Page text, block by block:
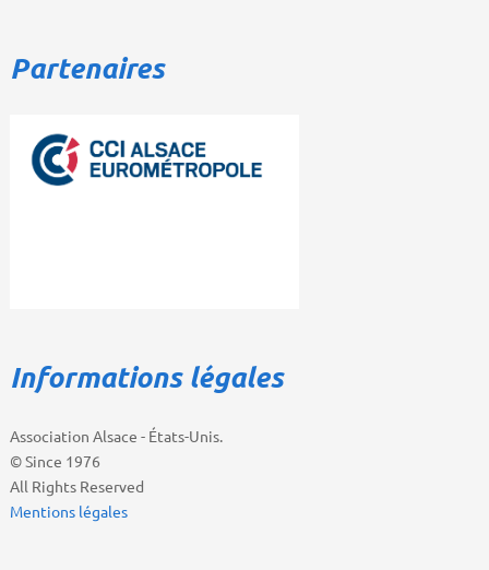
Partenaires
Informations légales
Association Alsace - États-Unis.
© Since 1976
All Rights Reserved
Mentions légales